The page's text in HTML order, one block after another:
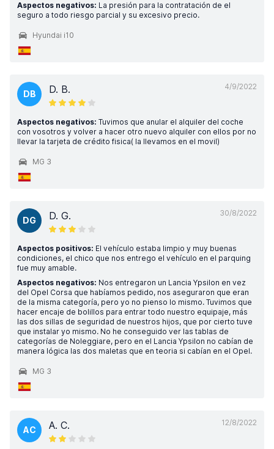
Aspectos negativos: La presión para la contratación de el
seguro a todo riesgo parcial y su excesivo precio.
Hyundai i10
4/9/2022
DB D. B.
Aspectos negativos: Tuvimos que anular el alquiler del coche
con vosotros y volver a hacer otro nuevo alquiler con ellos por no
llevar la tarjeta de crédito fisica( la llevamos en el movil)
MG 3
30/8/2022
DG D. G.
Aspectos positivos: El vehículo estaba limpio y muy buenas
condiciones, el chico que nos entrego el vehículo en el parquing
fue muy amable.
Aspectos negativos: Nos entregaron un Lancia Ypsilon en vez
del Opel Corsa que habíamos pedido, nos aseguraron que eran
de la misma categoría, pero yo no pienso lo mismo. Tuvimos que
hacer encaje de bolillos para entrar todo nuestro equipaje, más
las dos sillas de seguridad de nuestros hijos, que por cierto tuve
que instalar yo mismo. No he conseguido ver las tablas de
categorías de Noleggiare, pero en el Lancia Ypsilon no cabían de
manera lógica las dos maletas que en teoria si cabían en el Opel.
MG 3
12/8/2022
AC A. C.